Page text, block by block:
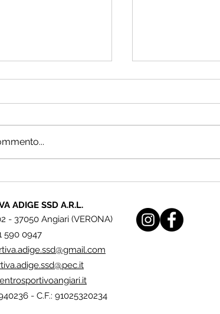
Banda dei Curiosi”
Angiari: Il
piccoli esploratori
ADIGE SSD A.R.L.
- 37050 Angiari (VERONA)
590 0947
- C.F.: 91025320234